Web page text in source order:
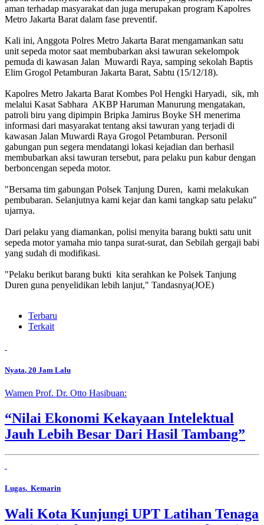
aman terhadap masyarakat dan juga merupakan program Kapolres
Metro Jakarta Barat dalam fase preventif.
Kali ini, Anggota Polres Metro Jakarta Barat mengamankan satu
unit sepeda motor saat membubarkan aksi tawuran sekelompok
pemuda di kawasan Jalan Muwardi Raya, samping sekolah Baptis
Elim Grogol Petamburan Jakarta Barat, Sabtu (15/12/18).
Kapolres Metro Jakarta Barat Kombes Pol Hengki Haryadi, sik, mh
melalui Kasat Sabhara AKBP Haruman Manurung mengatakan,
patroli biru yang dipimpin Bripka Jamirus Boyke SH menerima
informasi dari masyarakat tentang aksi tawuran yang terjadi di
kawasan Jalan Muwardi Raya Grogol Petamburan. Personil
gabungan pun segera mendatangi lokasi kejadian dan berhasil
membubarkan aksi tawuran tersebut, para pelaku pun kabur dengan
berboncengan sepeda motor.
"Bersama tim gabungan Polsek Tanjung Duren, kami melakukan
pembubaran. Selanjutnya kami kejar dan kami tangkap satu pelaku"
ujarnya.
Dari pelaku yang diamankan, polisi menyita barang bukti satu unit
sepeda motor yamaha mio tanpa surat-surat, dan Sebilah gergaji babi
yang sudah di modifikasi.
"Pelaku berikut barang bukti kita serahkan ke Polsek Tanjung
Duren guna penyelidikan lebih lanjut," Tandasnya(JOE)
Terbaru
Terkait
Nyata, 20 Jam Lalu
Wamen Prof. Dr. Otto Hasibuan:
“Nilai Ekonomi Kekayaan Intelektual
Jauh Lebih Besar Dari Hasil Tambang”
Lugas, Kemarin
Wali Kota Kunjungi UPT Latihan Tenaga